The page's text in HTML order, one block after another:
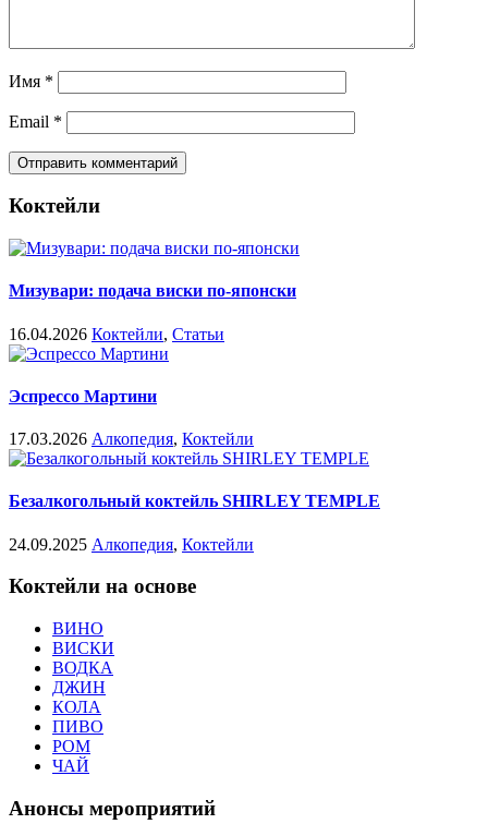
Имя *
Email *
Коктейли
Мизувари: подача виски по-японски
16.04.2026 Коктейли, Статьи
Эспрессо Мартини
17.03.2026 Алкопедия, Коктейли
Безалкогольный коктейль SHIRLEY TEMPLE
24.09.2025 Алкопедия, Коктейли
Коктейли на основе
ВИНО
ВИСКИ
ВОДКА
ДЖИН
КОЛА
ПИВО
РОМ
ЧАЙ
Анонсы мероприятий